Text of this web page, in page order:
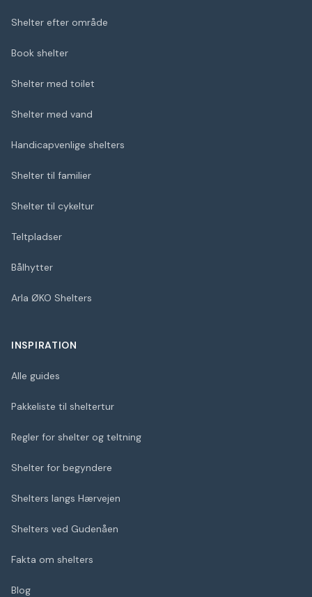
Shelter efter område
Book shelter
Shelter med toilet
Shelter med vand
Handicapvenlige shelters
Shelter til familier
Shelter til cykeltur
Teltpladser
Bålhytter
Arla ØKO Shelters
INSPIRATION
Alle guides
Pakkeliste til sheltertur
Regler for shelter og teltning
Shelter for begyndere
Shelters langs Hærvejen
Shelters ved Gudenåen
Fakta om shelters
Blog